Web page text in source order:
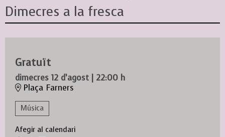
Dimecres a la fresca
Gratuït
dimecres 12 d’agost
22:00 h
Plaça Farners
Música
Afegir al calendari